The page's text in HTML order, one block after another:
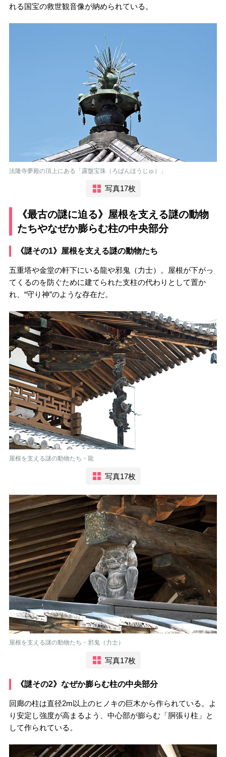
れる国宝の救世観音像が納められている。
法隆寺夢殿の頂上にある「露盤宝珠（ろばんほうじゅ）」
写真17枚
《最古の謎に迫る》屋根を支える謎の動物
たちやなぜか膨らむ柱の中央部分
《謎その1》屋根を支える謎の動物たち
五重塔や金堂の軒下にいる龍や邪鬼（力士）。屋根が下がっ
てくるのを防ぐために建てられた支柱の代わりとして置か
れ、“守り神”のような存在だ。
屋根を支える謎の動物たち・龍
写真17枚
屋根を支える謎の動物たち・邪鬼（力士）
写真17枚
《謎その2》なぜか膨らむ柱の中央部分
回廊の柱は直径2m以上のヒノキの巨木から作られている。よ
り安定し強度が高まるよう、中心部が膨らむ「胴張り柱」と
して作られている。